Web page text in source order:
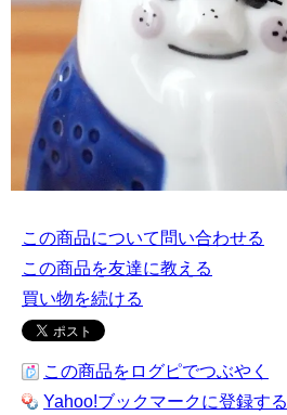
この商品について問い合わせる
この商品を友達に教える
買い物を続ける
この商品をログピでつぶやく
Yahoo!ブックマークに登録する